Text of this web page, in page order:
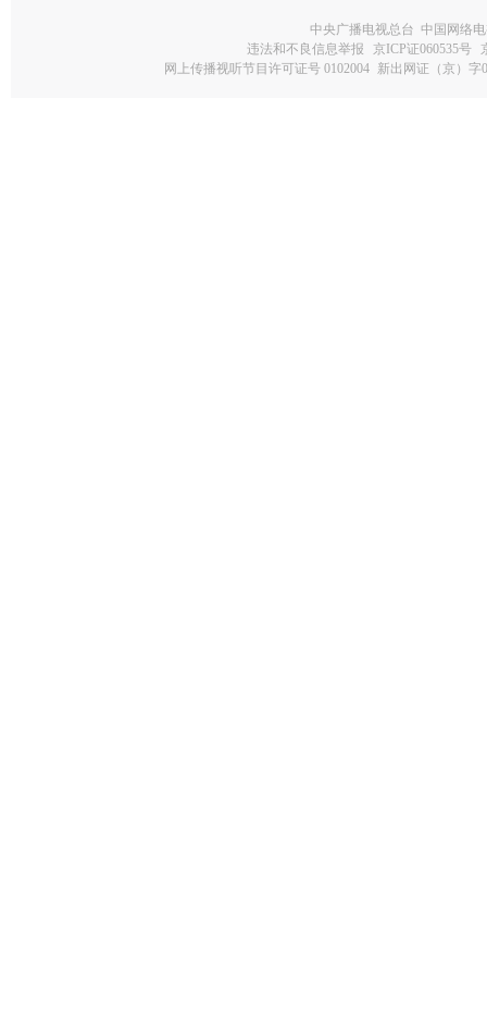
中央广播电视总台 中国网络
违法和不良信息举报
京ICP证060535号
网上传播视听节目许可证号 0102004 新出网证（京）